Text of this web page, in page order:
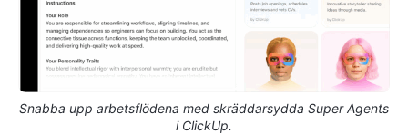
Snabba upp arbetsflödena med skräddarsydda Super Agents
i ClickUp.